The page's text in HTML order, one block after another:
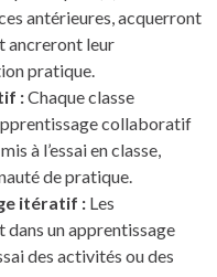
antérieures, acquerront
ancreront leur
pratique.
:Chaque classe
collaboratif
à l’essai en classe,
de pratique.
itératif : Les
dans un apprentissage
des activités ou des